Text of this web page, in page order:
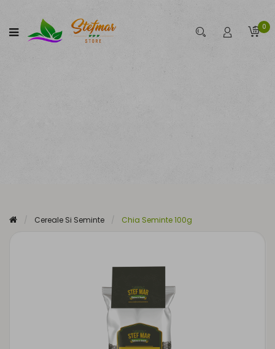
0
Cereale Si Seminte Chia Seminte 100g